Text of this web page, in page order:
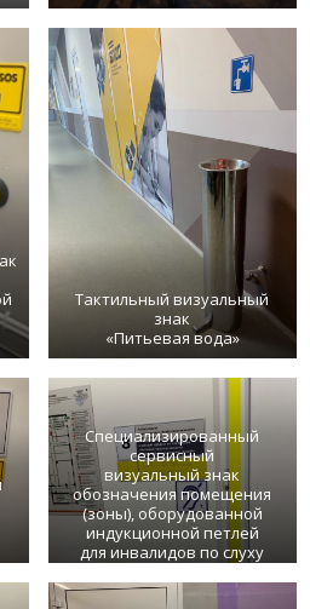
Тактильный визуальный
знак
«Питьевая вода»
Специализированный
сервисный
визуальный знак
обозначения помещения
(зоны), оборудованной
индукционной петлей
для инвалидов по слуху